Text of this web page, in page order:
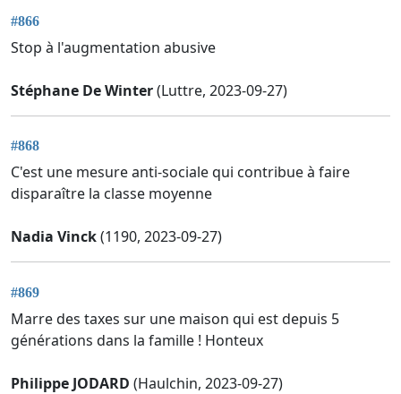
#866
Stop à l'augmentation abusive
Stéphane De Winter(Luttre, 2023-09-27)
#868
C'est une mesure anti-sociale qui contribue à faire
disparaître la classe moyenne
Nadia Vinck(1190, 2023-09-27)
#869
Marre des taxes sur une maison qui est depuis 5
générations dans la famille ! Honteux
Philippe JODARD (Haulchin, 2023-09-27)